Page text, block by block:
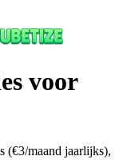
voor
(€3/maand jaarlijks),